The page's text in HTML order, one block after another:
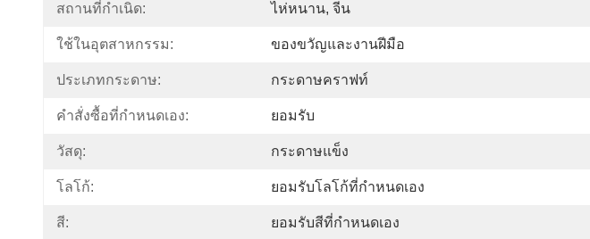
สถานที่กำเนิด: ไห่หนาน, จีน
ใช้ในอุตสาหกรรม: ของขวัญและงานฝีมือ
ประเภทกระดาษ: กระดาษคราฟท์
คำสั่งซื้อที่กำหนดเอง: ยอมรับ
วัสดุ: กระดาษแข็ง
โลโก้: ยอมรับโลโก้ที่กำหนดเอง
สี: ยอมรับสีที่กำหนดเอง